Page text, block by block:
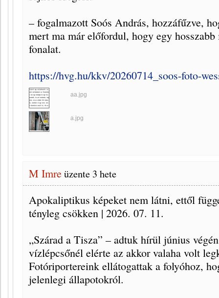
– fogalmazott Soós András, hozzáfűzve,
mert ma már előfordul, hogy egy
fonalat.
https://hvg.hu/kkv/20260714_soos-foto-
aa.jpg
a.jpg
M Imreüzente 3 hete
Apokaliptikus képeket nem látni, ettől
tényleg csökken | 2026. 07. 11.
„Szárad a Tisza” – adtuk hírül június
vízlépcsőnél elérte az akkor valaha volt
Fotóriportereink ellátogattak a folyóhoz,
jelenlegi állapotokról.